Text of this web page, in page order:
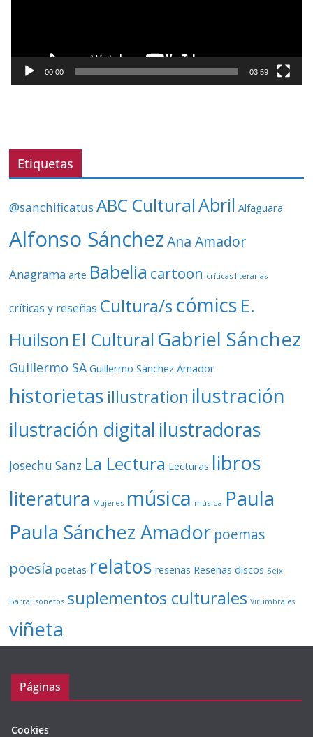
o
í
e
00:00 03:59
Etiquetas
@sanchificatus ABC CulturalAbril Alfaguara
Alfonso Sánchez Ana Amador
Anagrama arte Babelia cartoon críticas literarias
críticas y reseñas Cultura/s cómics E.
Huilson El Cultural Gabriel Sánchez
Guillermo SA Guillermo Sánchez Amador
historietas illustration ilustración
ilustración digital ilustradoras
Josechu Sanz La Lectura Lecturas libros
literatura Mujeres música música Paula
Paula Sánchez Amador poemas
poesía poetas relatos reseñas Reseñas discos Seix
Barral sonetos suplementos culturales Virumbrales
viñeta
Páginas
Cookies